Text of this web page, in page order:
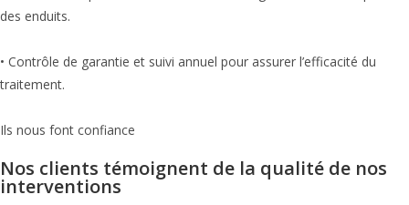
des enduits.
• Contrôle de garantie et suivi annuel pour assurer l’efficacité du
traitement.
Ils nous font confiance
Nos clients témoignent de la qualité de nos
interventions